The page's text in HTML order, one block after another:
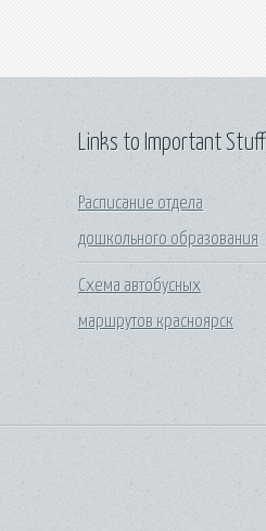
Links to Important Stuff
Расписание отдела
дошкольного образования
Схема автобусных
маршрутов красноярск